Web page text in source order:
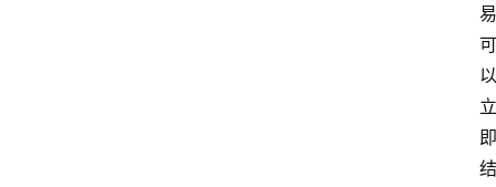
易
可
以
立
即
结